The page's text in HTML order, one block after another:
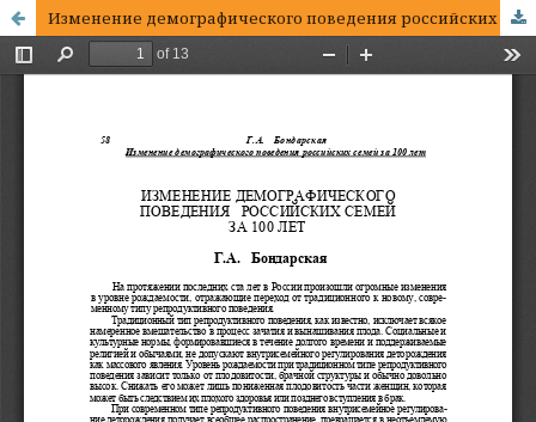
Изменение демографического поведения российских семей за 100 лет